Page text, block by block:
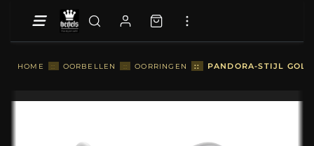
HOME :: OORBELLEN :: OORRINGEN :: PANDORA-STIJL